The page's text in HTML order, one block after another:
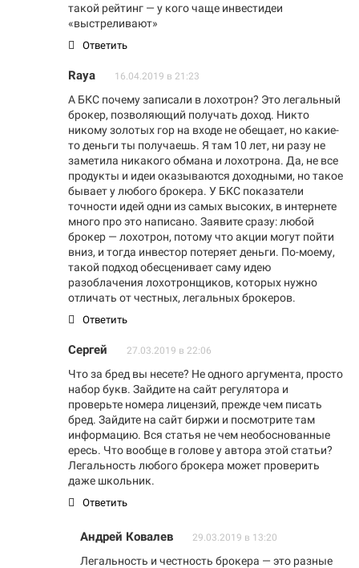
такой рейтинг — у кого чаще инвестидеи
«выстреливают»
Ответить
Raya 16.04.2019 в 21:23
А БКС почему записали в лохотрон? Это легальный
брокер, позволяющий получать доход. Никто
никому золотых гор на входе не обещает, но какие-
то деньги ты получаешь. Я там 10 лет, ни разу не
заметила никакого обмана и лохотрона. Да, не все
продукты и идеи оказываются доходными, но такое
бывает у любого брокера. У БКС показатели
точности идей одни из самых высоких, в интернете
много про это написано. Заявите сразу: любой
брокер — лохотрон, потому что акции могут пойти
вниз, и тогда инвестор потеряет деньги. По-моему,
такой подход обесценивает саму идею
разоблачения лохотронщиков, которых нужно
отличать от честных, легальных брокеров.
Ответить
Сергей 27.03.2019 в 22:06
Что за бред вы несете? Не одного аргумента, просто
набор букв. Зайдите на сайт регулятора и
проверьте номера лицензий, прежде чем писать
бред. Зайдите на сайт биржи и посмотрите там
информацию. Вся статья не чем необоснованные
ересь. Что вообще в голове у автора этой статьи?
Легальность любого брокера может проверить
даже школьник.
Ответить
Андрей Ковалев 29.03.2019 в 13:20
Легальность и честность брокера — это разные